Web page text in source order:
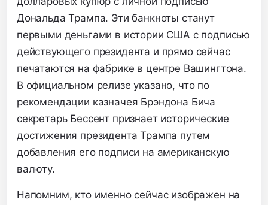
Дональда Трампа. Эти банкноты станут
первыми деньгами в истории США с подписью
действующего президента и прямо сейчас
печатаются на фабрике в центре Вашингтона.
В официальном релизе указано, что по
рекомендации казначея Брэндона Бича
секретарь Бессент признает исторические
достижения президента Трампа путем
добавления его подписи на американскую
валюту.
Напомним, кто именно сейчас изображен на